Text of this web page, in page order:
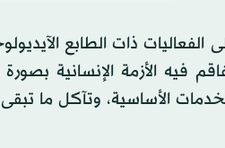
ذات الطابع
فيه الأزمة الإنسانية بصورة
الأساسية، وتآكل ما